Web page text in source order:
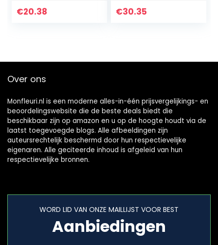
Graszaden Voor
€20.38
piranha, decoratie
€30.35
Over ons
Monfleuri.nl is een moderne alles-in-één prijsvergelijkings- en
beoordelingswebsite die de beste deals biedt die
beschikbaar zijn op amazon en u op de hoogte houdt via de
laatst toegevoegde blogs. Alle afbeeldingen zijn
auteursrechtelijk beschermd door hun respectievelijke
eigenaren. Alle geciteerde inhoud is afgeleid van hun
respectievelijke bronnen.
WORD LID VAN ONZE MAILLIJST VOOR BEST
Aanbiedingen